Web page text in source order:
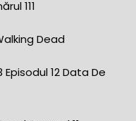
111
Dead
12 Data De